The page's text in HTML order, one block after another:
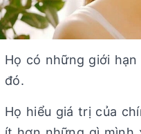
Họ có những giới
đó.
Họ hiểu giá trị của